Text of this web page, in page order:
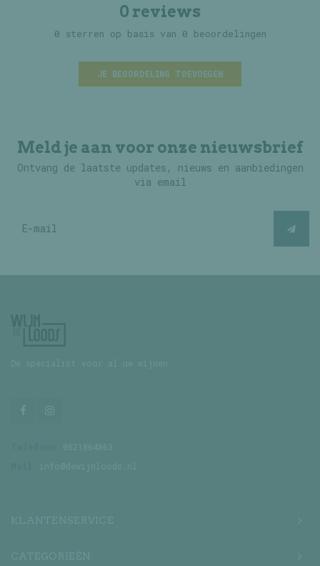
0 reviews
0 sterren op basis van 0 beoordelingen
JE BEOORDELING TOEVOEGEN
Meld je aan voor onze nieuwsbrief
Ontvang de laatste updates, nieuws en aanbiedingen
via email
De specialist voor al uw wijnen
0621864863
info@dewijnloods.nl
KLANTENSERVICE
CATEGORIEËN